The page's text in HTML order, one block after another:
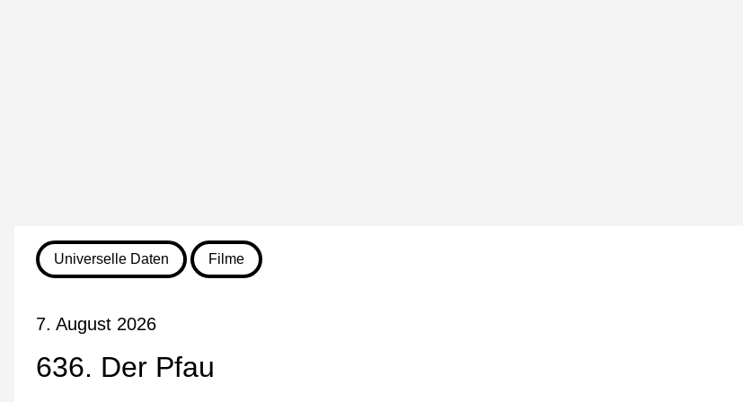
Universelle Daten Filme
7. August 2026
636. Der Pfau